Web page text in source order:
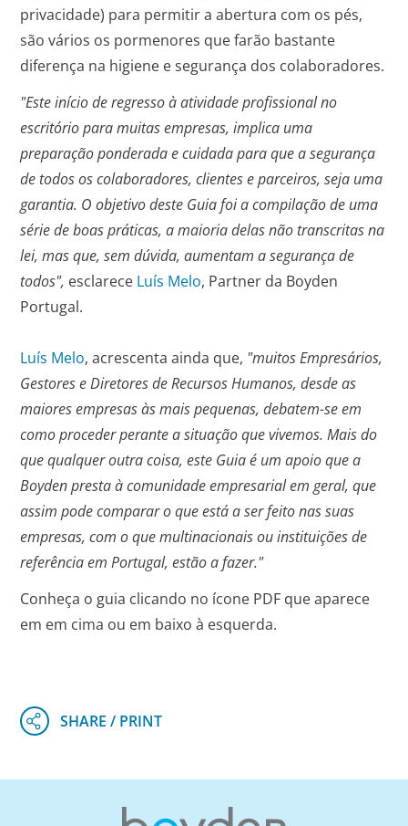
privacidade) para permitir a abertura com os pés,
são vários os pormenores que farão bastante
diferença na higiene e segurança dos colaboradores.
"Este início de regresso à atividade profissional no
escritório para muitas empresas, implica uma
preparação ponderada e cuidada para que a segurança
de todos os colaboradores, clientes e parceiros, seja uma
garantia. O objetivo deste Guia foi a compilação de uma
série de boas práticas, a maioria delas não transcritas na
lei, mas que, sem dúvida, aumentam a segurança de
todos", esclarece Luís Melo, Partner da Boyden
Portugal.
Luís Melo, acrescenta ainda que, "muitos Empresários,
Gestores e Diretores de Recursos Humanos, desde as
maiores empresas às mais pequenas, debatem-se em
como proceder perante a situação que vivemos. Mais do
que qualquer outra coisa, este Guia é um apoio que a
Boyden presta à comunidade empresarial em geral, que
assim pode comparar o que está a ser feito nas suas
empresas, com o que multinacionais ou instituições de
referência em Portugal, estão a fazer."
Conheça o guia clicando no ícone PDF que aparece
em em cima ou em baixo à esquerda.